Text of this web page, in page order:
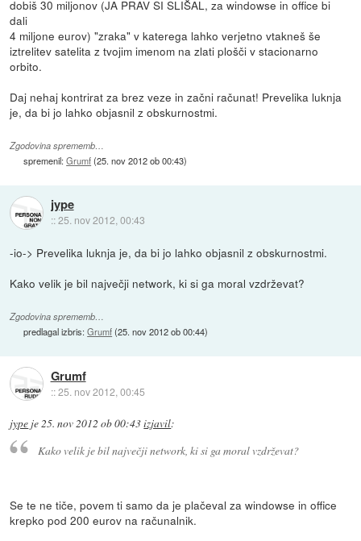
dobiš 30 miljonov (JA PRAV SI SLIŠAL, za windowse in office bi
dali
4 miljone eurov) "zraka" v katerega lahko verjetno vtakneš še
iztrelitev satelita z tvojim imenom na zlati plošči v stacionarno
orbito.
Daj nehaj kontrirat za brez veze in začni računat! Prevelika luknja
je, da bi jo lahko objasnil z obskurnostmi.
Zgodovina sprememb…
spremenil:Grumf(25. nov 2012 ob 00:43)
jype
::25. nov 2012, 00:43
-io-> Prevelika luknja je, da bi jo lahko objasnil z obskurnostmi.
Kako velik je bil največji network, ki si ga moral vzdrževat?
Zgodovina sprememb…
predlagal izbris:Grumf(25. nov 2012 ob 00:44)
Grumf
::25. nov 2012, 00:45
jype je25. nov 2012 ob 00:43izjavil:
Kako velik je bil največji network, ki si ga moral vzdrževat?
Se te ne tiče, povem ti samo da je plačeval za windowse in office
krepko pod 200 eurov na računalnik.